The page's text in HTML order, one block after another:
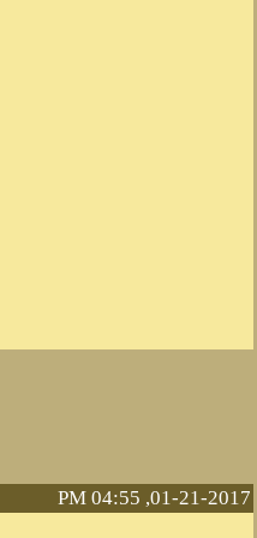
01-21-2017, 04:55 PM